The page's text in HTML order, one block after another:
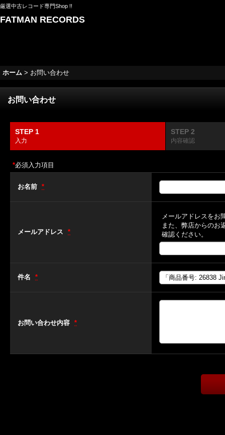
厳選中古レコード専門Shop !!
FATMAN RECORDS
ホーム > お問い合わせ
お問い合わせ
STEP 1
入力
STEP 2
内容確認
*必須入力項目
お名前 *
メールアドレス *
メールアドレスをお
また、弊店からのお
確認ください。
件名 *
お問い合わせ内容 *